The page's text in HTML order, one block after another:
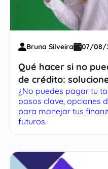
Bruna Silveira 07/08/
Qué hacer si no
de crédito:
problemas
¿No puedes pagar tu
pasos clave, opciones
para manejar tus
futuros.